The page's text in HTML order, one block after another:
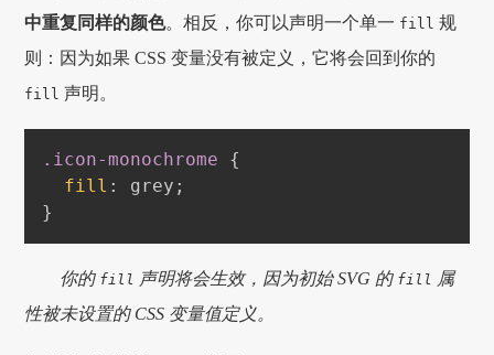
中重复同样的颜色。相反，你可以声明一个单一 fill 规
则：因为如果 CSS 变量没有被定义，它将会回到你的
fill 声明。
.icon-monochrome
{
fill : grey ;
}
你的 fill 声明将会生效，因为初始 SVG 的 fill 属
性被未设置的 CSS 变量值定义。